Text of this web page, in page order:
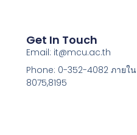
Get In Touch
Email: it@mcu.ac.th
Phone: 0-352-4082 ภายใน
8075,8195